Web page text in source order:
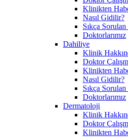
Klinikten
Nasıl Gidilir?
Sıkça
Doktorlarımız
Dahiliye
Klinik
Doktor
Klinikten
Nasıl Gidilir?
Sıkça
Doktorlarımız
Dermatoloji
Klinik
Doktor
Klinikten